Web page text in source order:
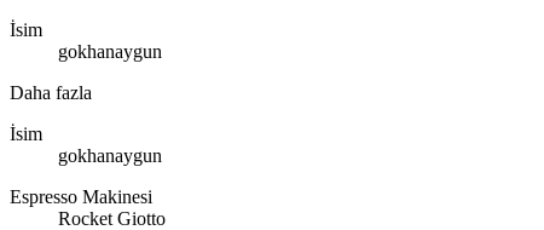
İsim
gokhanaygun
Daha fazla
İsim
gokhanaygun
Espresso Makinesi
Rocket Giotto